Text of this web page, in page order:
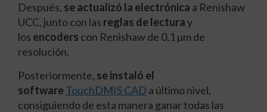
Después, se actualizó la electrónica a Renishaw
UCC, junto con las reglas de lecturay
los encoders con Renishaw de 0,1 µm de
resolución.
Posteriormente, se instaló el
softwareTouchDMIS CAD a último nivel,
consiguiendo de esta manera ganar todas las